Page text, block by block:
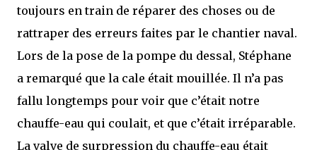
toujours en train de réparer des choses ou de
rattraper des erreurs faites par le chantier naval.
Lors de la pose de la pompe du dessal, Stéphane
a remarqué que la cale était mouillée. Il n’a pas
fallu longtemps pour voir que c’était notre
chauffe-eau qui coulait, et que c’était irréparable.
La valve de surpression du chauffe-eau était